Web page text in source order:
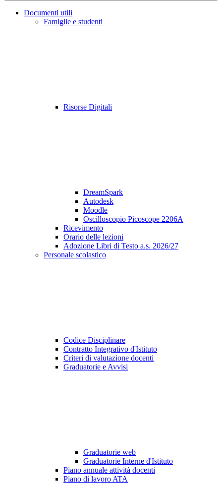
Documenti utili
Famiglie e studenti
Risorse Digitali
DreamSpark
Autodesk
Moodle
Oscilloscopio Picoscope 2206A
Ricevimento
Orario delle lezioni
Adozione Libri di Testo a.s. 2026/27
Personale scolastico
Codice Disciplinare
Contratto Integrativo d'Istituto
Criteri di valutazione docenti
Graduatorie e Avvisi
Graduatorie web
Graduatorie Interne d'Istituto
Piano annuale attività docenti
Piano di lavoro ATA